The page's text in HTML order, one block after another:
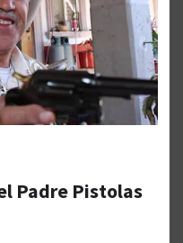
Padre Pistolas